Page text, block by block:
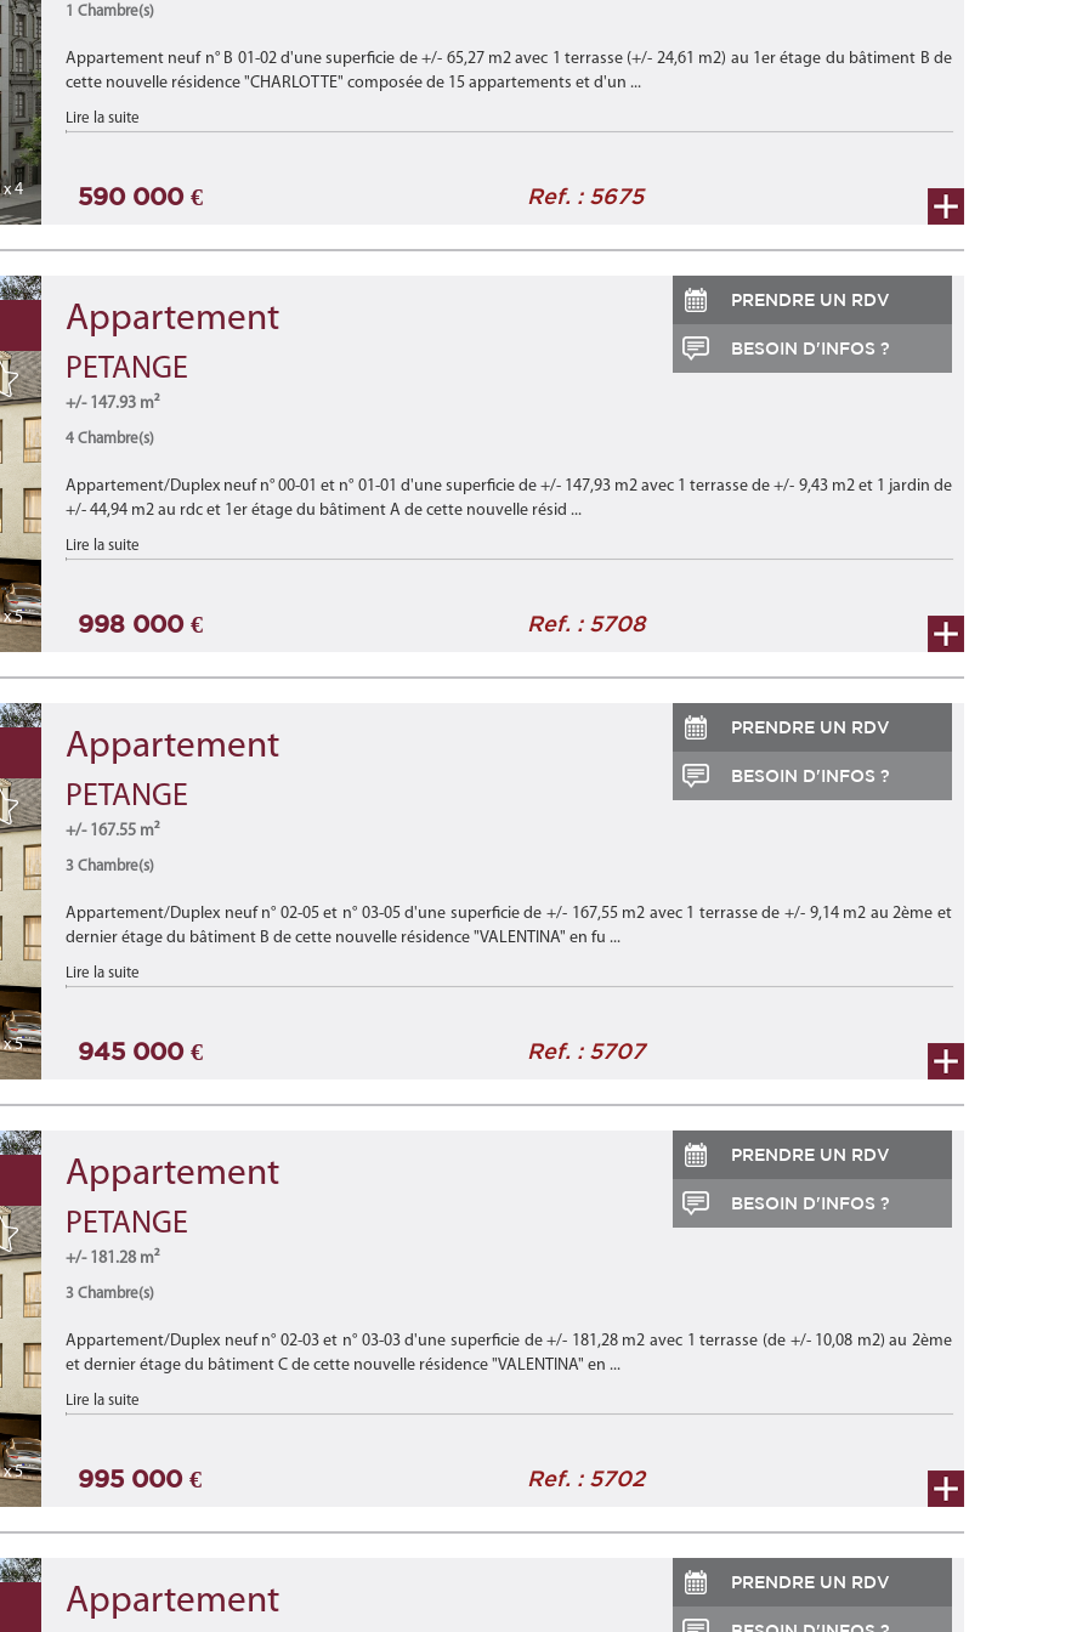
x 4
1 Chambre(s)
Appartement neuf n° B 01-02 d'une superficie de +/- 65,27 m2 avec 1 terrasse (+/- 24,61 m2) au 1er étage du bâtiment B de
cette nouvelle résidence "CHARLOTTE" composée de 15 appartements et d'un ...
Lire la suite
590 000 € Ref. : 5675
x 5
Appartement
PETANGE
PRENDRE UN RDV
BESOIN D'INFOS ?
+/- 147.93 m²
4 Chambre(s)
Appartement/Duplex neuf n° 00-01 et n° 01-01 d'une superficie de +/- 147,93 m2 avec 1 terrasse de +/- 9,43 m2 et 1 jardin de
+/- 44,94 m2 au rdc et 1er étage du bâtiment A de cette nouvelle résid ...
Lire la suite
998 000 € Ref. : 5708
x 5
Appartement
PETANGE
PRENDRE UN RDV
BESOIN D'INFOS ?
+/- 167.55 m²
3 Chambre(s)
Appartement/Duplex neuf n° 02-05 et n° 03-05 d'une superficie de +/- 167,55 m2 avec 1 terrasse de +/- 9,14 m2 au 2ème et
dernier étage du bâtiment B de cette nouvelle résidence "VALENTINA" en fu ...
Lire la suite
945 000 € Ref. : 5707
x 5
Appartement
PETANGE
PRENDRE UN RDV
BESOIN D'INFOS ?
+/- 181.28 m²
3 Chambre(s)
Appartement/Duplex neuf n° 02-03 et n° 03-03 d'une superficie de +/- 181,28 m2 avec 1 terrasse (de +/- 10,08 m2) au 2ème
et dernier étage du bâtiment C de cette nouvelle résidence "VALENTINA" en ...
Lire la suite
995 000 € Ref. : 5702
Appartement
PRENDRE UN RDV